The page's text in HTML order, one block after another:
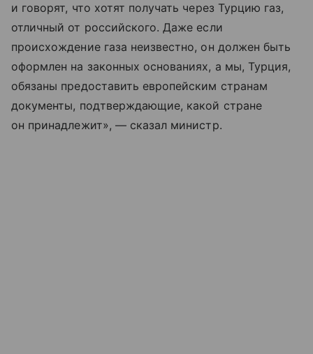
и говорят, что хотят получать через Турцию газ,
отличный от российского. Даже если
происхождение газа неизвестно, он должен быть
оформлен на законных основаниях, а мы, Турция,
обязаны предоставить европейским странам
документы, подтверждающие, какой стране
он принадлежит», — сказал министр.